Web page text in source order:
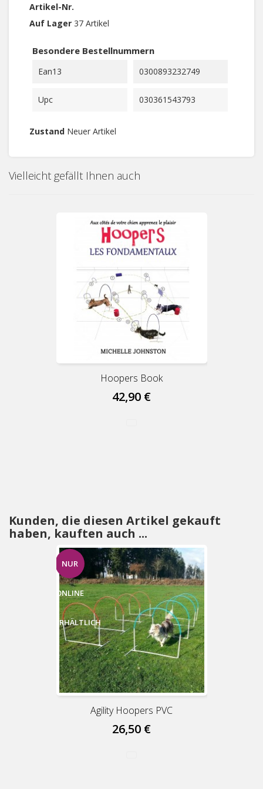
Artikel-Nr.
Auf Lager 37 Artikel
Besondere Bestellnummern
Ean13 0300893232749
Upc 030361543793
Zustand Neuer Artikel
Vielleicht gefällt Ihnen auch
Hoopers Book
42,90 €
Kunden, die diesen Artikel gekauft
haben, kauften auch ...
NUR
ONLINE
ERHÄLTLICH
Agility Hoopers PVC
26,50 €